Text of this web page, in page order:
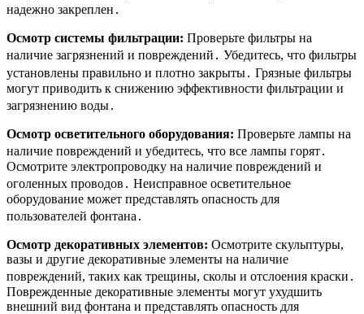
надежно закреплен․
Осмотр системы фильтрации: Проверьте фильтры на
наличие загрязнений и повреждений․ Убедитесь, что фильтры
установлены правильно и плотно закрыты․ Грязные фильтры
могут приводить к снижению эффективности фильтрации и
загрязнению воды․
Осмотр осветительного оборудования: Проверьте лампы на
наличие повреждений и убедитесь, что все лампы горят․
Осмотрите электропроводку на наличие повреждений и
оголенных проводов․ Неисправное осветительное
оборудование может представлять опасность для
пользователей фонтана․
Осмотр декоративных элементов: Осмотрите скульптуры,
вазы и другие декоративные элементы на наличие
повреждений, таких как трещины, сколы и отслоения краски․
Поврежденные декоративные элементы могут ухудшить
внешний вид фонтана и представлять опасность для